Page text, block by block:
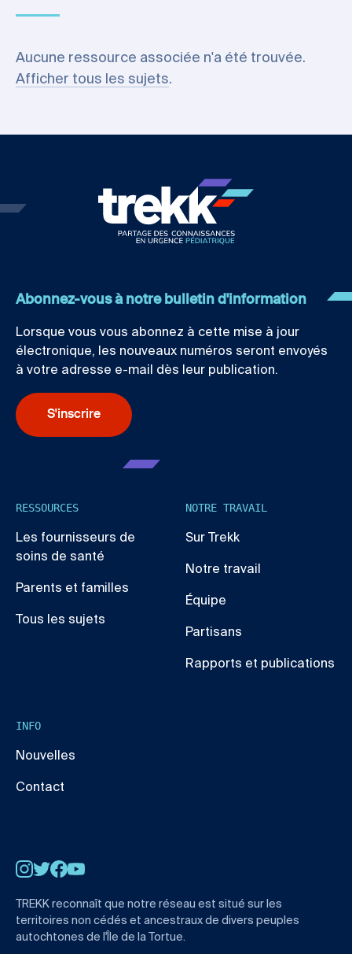
Aucune ressource associée n'a été trouvée.
Afficher tous les sujets.
Abonnez-vous à notre bulletin d'information
Lorsque vous vous abonnez à cette mise à jour
électronique, les nouveaux numéros seront envoyés
à votre adresse e-mail dès leur publication.
S'inscrire
RESSOURCES
Les fournisseurs de
soins de santé
Parents et familles
Tous les sujets
NOTRE TRAVAIL
Sur Trekk
Notre travail
Équipe
Partisans
Rapports et publications
INFO
Nouvelles
Contact
Instagram
Twitter
Facebook
TREKK reconnaît que notre réseau est situé sur les
territoires non cédés et ancestraux de divers peuples
autochtones de l'Île de la Tortue.